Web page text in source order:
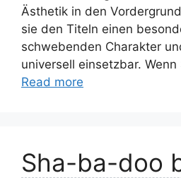
Ästhetik in den
sie den Titeln einen
schwebenden Charakter
universell einsetzbar.
Read more
Sha-ba-doo